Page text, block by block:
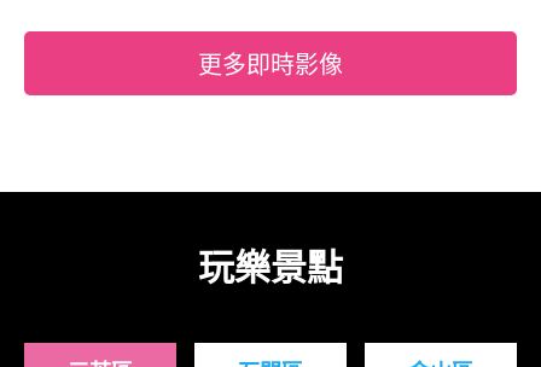
更多即時影像
玩樂景點